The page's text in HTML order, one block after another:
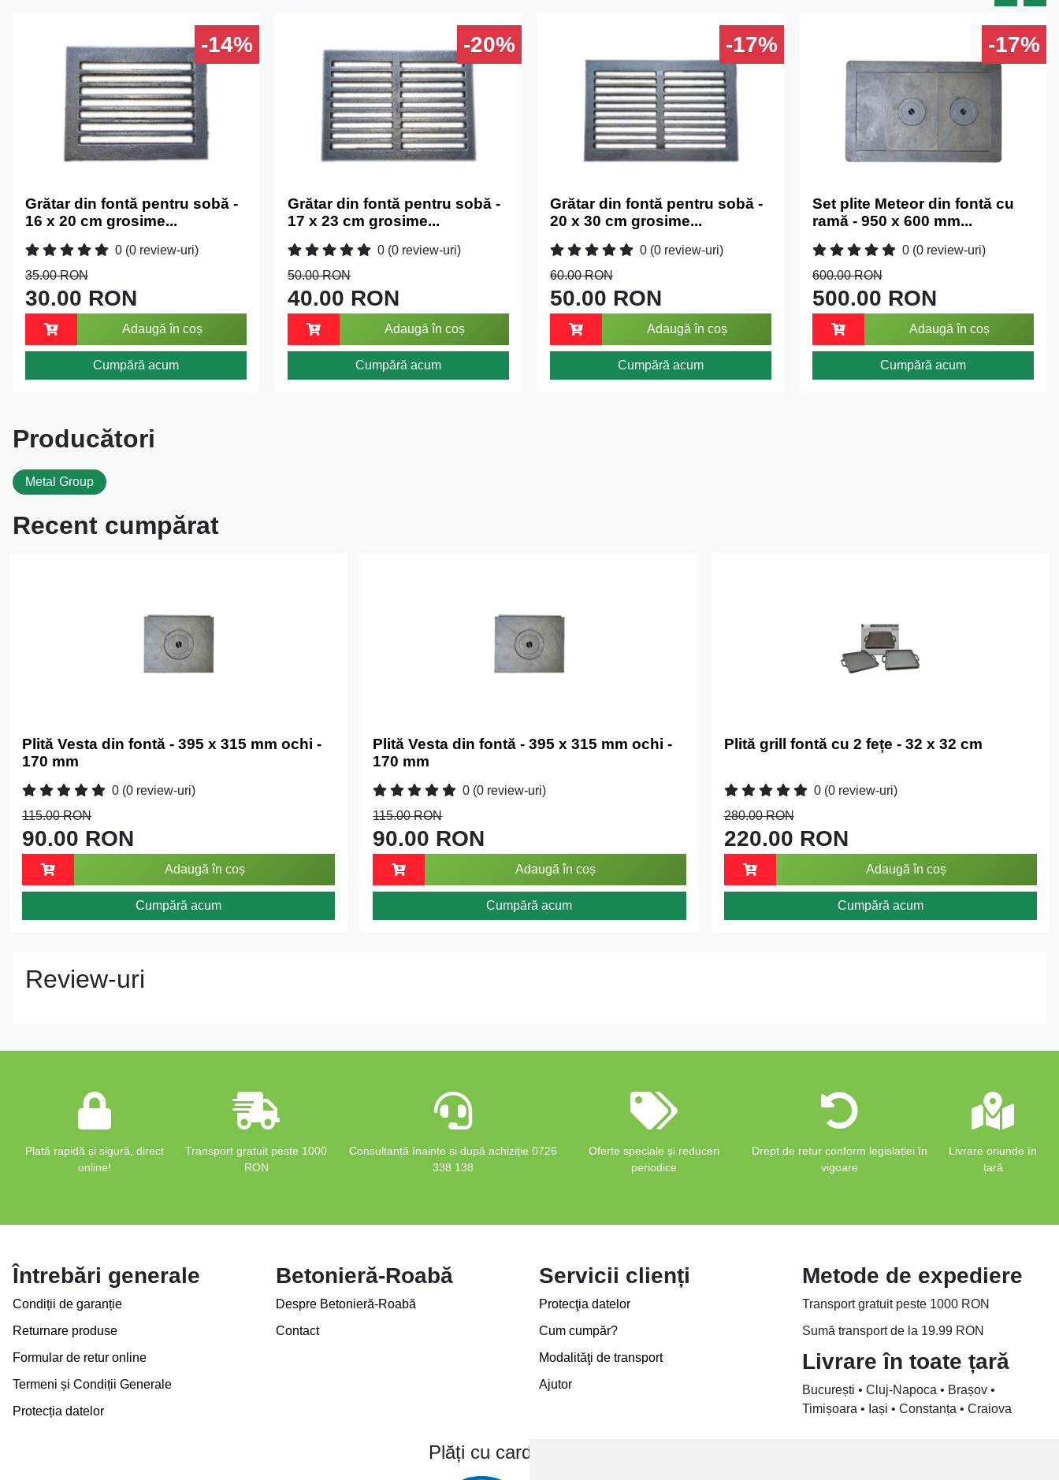
-14%
Grătar din fontă pentru sobă -
16 x 20 cm grosime...
0 (0 review-uri)
35.00 RON
30.00 RON
Adaugă în coș
Cumpără acum
-20%
Grătar din fontă pentru sobă -
17 x 23 cm grosime...
0 (0 review-uri)
50.00 RON
40.00 RON
Adaugă în coș
Cumpără acum
-17%
Grătar din fontă pentru sobă -
20 x 30 cm grosime...
0 (0 review-uri)
60.00 RON
50.00 RON
Adaugă în coș
Cumpără acum
-17%
Set plite Meteor din fontă cu
ramă - 950 x 600 mm...
0 (0 review-uri)
600.00 RON
500.00 RON
Adaugă în coș
Cumpără acum
Producători
Metal Group
Recent cumpărat
Plită Vesta din fontă - 395 x 315 mm ochi -
170 mm
0 (0 review-uri)
115.00 RON
90.00 RON
Adaugă în coș
Cumpără acum
Plită Vesta din fontă - 395 x 315 mm ochi -
170 mm
0 (0 review-uri)
115.00 RON
90.00 RON
Adaugă în coș
Cumpără acum
Plită grill fontă cu 2 fețe - 32 x 32 cm
0 (0 review-uri)
280.00 RON
220.00 RON
Adaugă în coș
Cumpără acum
Review-uri
Plată rapidă și sigură, direct
online!
Transport gratuit peste 1000
RON
Consultanță înainte și după achiziție 0726
338 138
Oferte speciale și reduceri
periodice
Drept de retur conform legislației în
vigoare
Livrare oriunde în
țară
Întrebări generale
Condiții de garanție
Returnare produse
Formular de retur online
Termeni și Condiții Generale
Protecția datelor
Betonieră-Roabă
Despre Betonieră-Roabă
Contact
Servicii clienți
Protecţia datelor
Cum cumpăr?
Modalităţi de transport
Ajutor
Metode de expediere
Transport gratuit peste 1000 RON
Sumă transport de la 19.99 RON
Livrare în toate țară
București • Cluj-Napoca • Brașov •
Timișoara • Iași • Constanța • Craiova
Plăți cu card bancar prin